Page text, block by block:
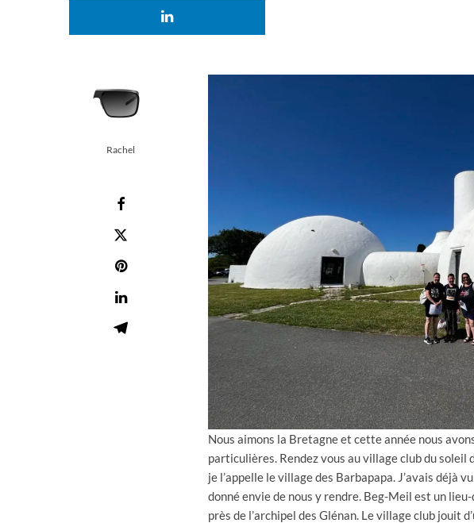
Rachel
Nous aimons la Bretagne et cette année nous
particulières. Rendez vous au village club du soleil
je l’appelle le village des Barbapapa. J’avais déjà
donné envie de nous y rendre. Beg-Meil est un
près de l’archipel des Glénan. Le village club jouit